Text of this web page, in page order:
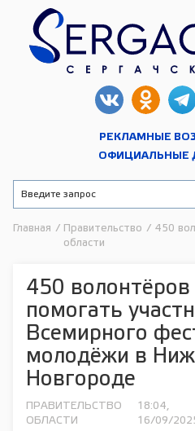
РЕКЛАМНЫЕ
ОФИЦИАЛЬНЫЕ
Главная /
Правительство
области
/ 450
450 волонтёров
помогать
Всемирного
молодёжи в
Новгороде
ПРАВИТЕЛЬСТВО
ОБЛАСТИ
18:04,
16/09/